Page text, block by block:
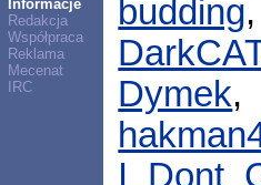
Informacje
Redakcja
Współpraca
Reklama
Mecenat
IRC
budding,
Dymek,